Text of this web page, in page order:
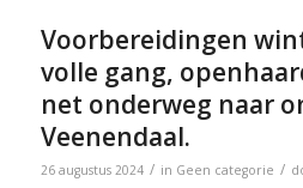
Voorbereidingen
volle gang,
net onderweg naar
Veenendaal.
26 augustus 2024 / in Geen categorie /